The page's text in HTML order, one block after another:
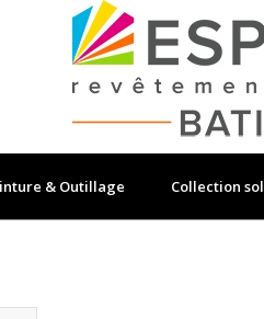
& Outillage Collection sol